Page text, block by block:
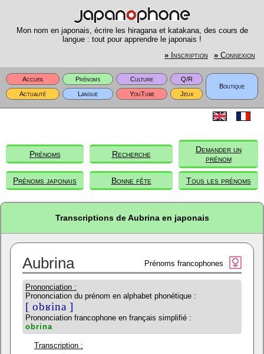
Mon nom en japonais, écrire les hiragana et katakana, des cours de
langue : tout pour apprendre le japonais !
» Inscription » Connexion
Accueil Prénoms Culture
Q/R
Boutique
Actualité
Langue YouTube Jeux
Prénoms Recherche
Demander un
prénom
Prénoms japonais Bonne fête Tous les prénoms
Transcriptions de Aubrina en japonais
Aubrina Prénoms francophones
Prononciation :
Prononciation du prénom en alphabet phonétique :
[ obʁina ]
Prononciation francophone en français simplifié :
obrina
Transcription :